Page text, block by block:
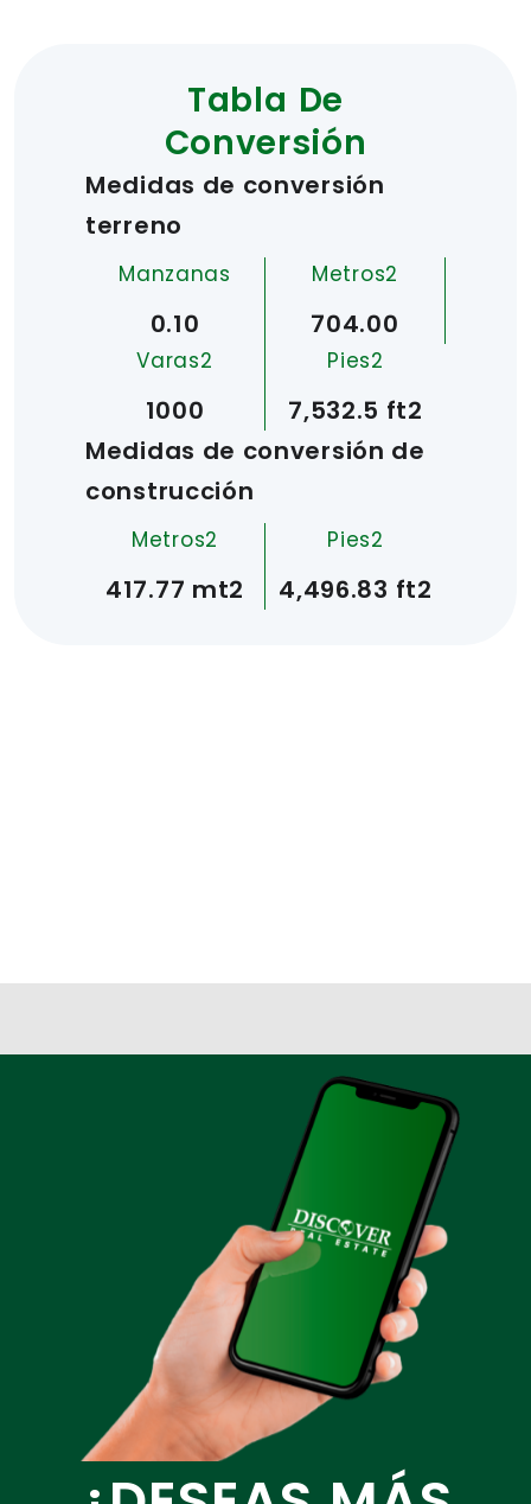
Tabla De
Conversión
Medidas de conversión
terreno
Manzanas
0.10
Metros2
704.00
Varas2
1000
Pies2
7,532.5 ft2
Medidas de conversión de
construcción
Metros2
417.77 mt2
Pies2
4,496.83 ft2